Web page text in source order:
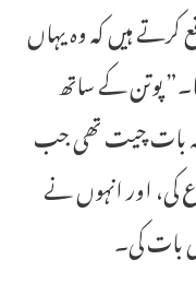
ہیں کہ وہ یہاں
پوتن کے ساتھ
بات چیت تھی جب
اور انہوں نے
بات کی۔